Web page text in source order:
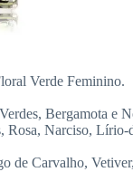
Verde Feminino.
Bergamota e
Rosa, Narciso, Lírio-
de Carvalho,